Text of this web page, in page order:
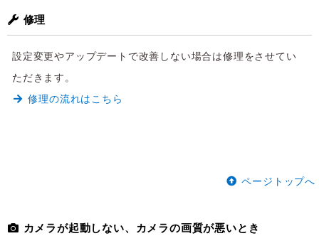
修理
設定変更やアップデートで改善しない場合は修理をさせてい
ただきます。
修理の流れはこちら
ページトップへ
カメラが起動しない、カメラの画質が悪いとき